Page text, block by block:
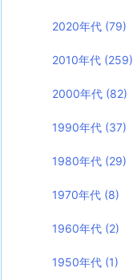
2020年代 (79)
2010年代 (259)
2000年代 (82)
1990年代 (37)
1980年代 (29)
1970年代 (8)
1960年代 (2)
1950年代 (1)